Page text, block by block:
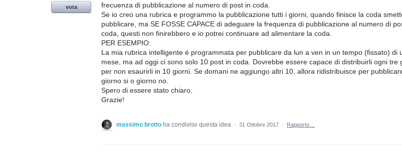
frecuenza di pubblicazione al numero di post in coda.
Se io creo una rubrica e programmo la pubblicazione tutti i giorni, quando finisce la coda
pubblicare, ma SE FOSSE CAPACE di adeguare la frequenza di pubblicazione al numero di
coda, questi non finirebbero e io potrei continuare ad alimentare la coda.
PER ESEMPIO:
La mia rubrica intelligente é programmata per pubblicare da lun a ven in un tempo (fissato) di
mese, ma ad oggi ci sono solo 10 post in coda. Dovrebbe essere capace di distribuirli ogni tre
per non esaurirli in 10 giorni. Se domani ne aggiungo altri 10, allora ridistribuisce per
giorno si o giorno no.
Spero di essere stato chiaro.
Grazie!
vota
massimo brotto ha condiviso questa idea · 31 Ottobre 2017 · Rapporto…